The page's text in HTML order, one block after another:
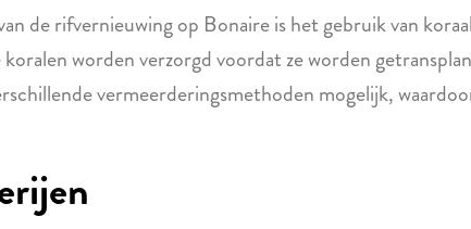
de rifvernieuwing op Bonaire is het gebruik van
worden verzorgd voordat ze worden
vermeerderingsmethoden mogelijk,